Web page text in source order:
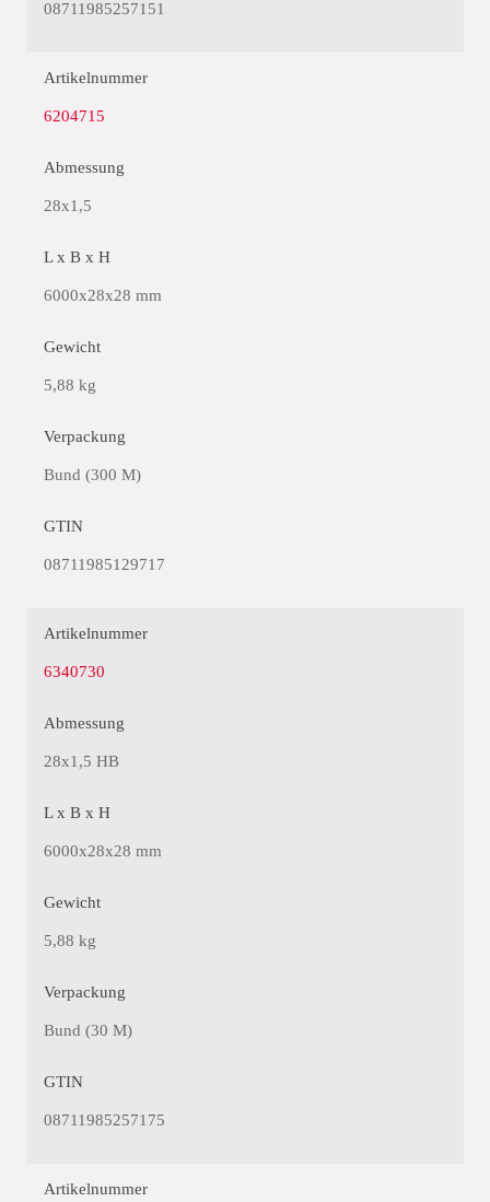
08711985257151
Artikelnummer
6204715
Abmessung
28x1,5
L x B x H
6000x28x28 mm
Gewicht
5,88 kg
Verpackung
Bund (300 M)
GTIN
08711985129717
Artikelnummer
6340730
Abmessung
28x1,5 HB
L x B x H
6000x28x28 mm
Gewicht
5,88 kg
Verpackung
Bund (30 M)
GTIN
08711985257175
Artikelnummer